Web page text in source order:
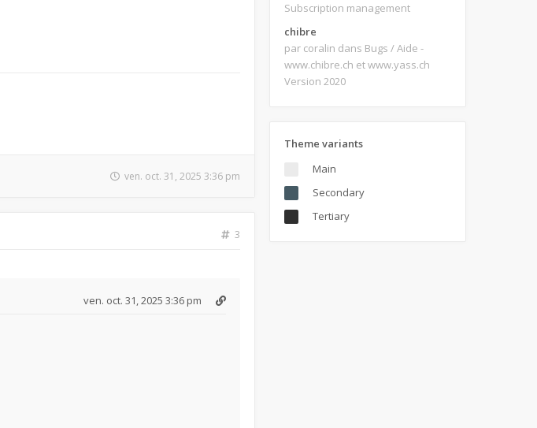
ven. oct. 31, 2025 3:36 pm
3
ven. oct. 31, 2025 3:36 pm
Subscription management
chibre
par coralin dans Bugs / Aide -
www.chibre.ch et www.yass.ch
Version 2020
Theme variants
Main
Secondary
Tertiary